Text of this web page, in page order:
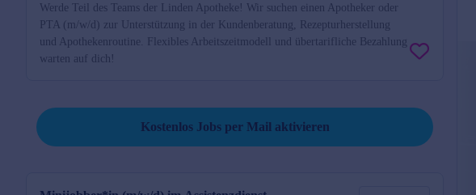
Werde Teil des Teams der Linden Apotheke! Wir suchen einen Apotheker oder
PTA (m/w/d) zur Unterstützung in der Kundenberatung, Rezepturherstellung
und Apothekenroutine. Flexibles Arbeitszeitmodell und übertarifliche Bezahlung
warten auf dich!
Kostenlos Jobs per Mail aktivieren